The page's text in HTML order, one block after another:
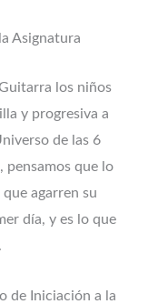
Asignatura
los niños
y progresiva a
de las 6
pensamos que lo
agarren su
día, y es lo que
de Iniciación a la